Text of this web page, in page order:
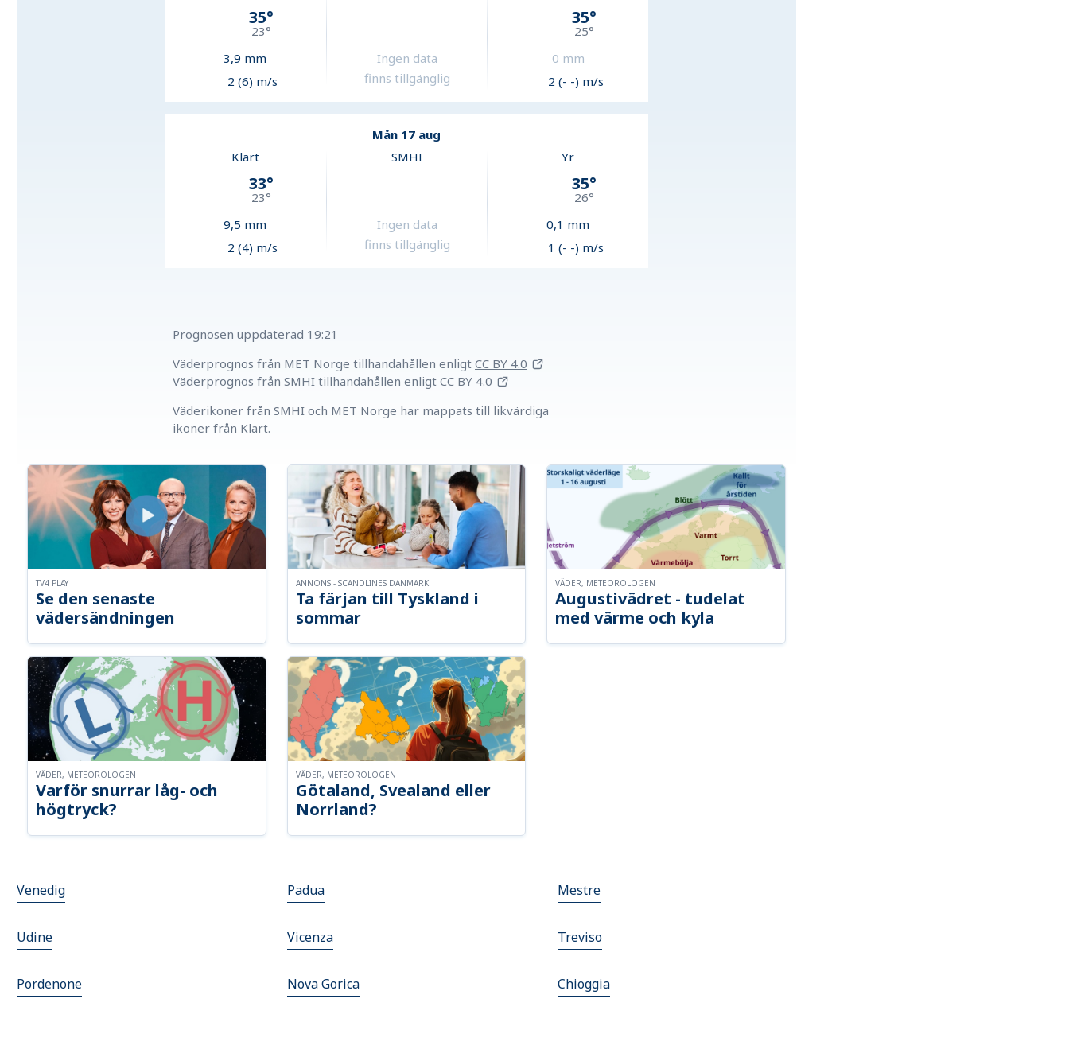
35°
23°
3,9 mm
2 (6) m/s
Ingen data
finns tillgänglig
35°
25°
0 mm
2 (- -) m/s
Mån 17 aug
Klart
33°
23°
9,5 mm
2 (4) m/s
SMHI
Ingen data
finns tillgänglig
Yr
35°
26°
0,1 mm
1 (- -) m/s
Prognosen uppdaterad 19:21
Väderprognos från MET Norge tillhandahållen enligt CC BY 4.0
Väderprognos från SMHI tillhandahållen enligt CC BY 4.0
Väderikoner från SMHI och MET Norge har mappats till likvärdiga
ikoner från Klart.
Se den senaste
vädersändningen
TV4 PLAY
Ta färjan till Tyskland i
sommar
ANNONS - SCANDLINES DANMARK
Augustivädret - tudelat
med värme och kyla
VÄDER, METEOROLOGEN
Varför snurrar låg- och
högtryck?
VÄDER, METEOROLOGEN
Götaland, Svealand eller
Norrland?
VÄDER, METEOROLOGEN
Venedig Padua Mestre
Udine Vicenza Treviso
Pordenone Nova Gorica Chioggia